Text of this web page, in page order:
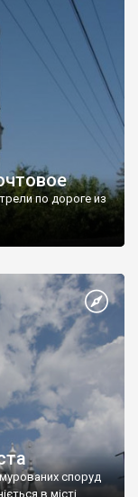
по дороге из
споруд
в місті